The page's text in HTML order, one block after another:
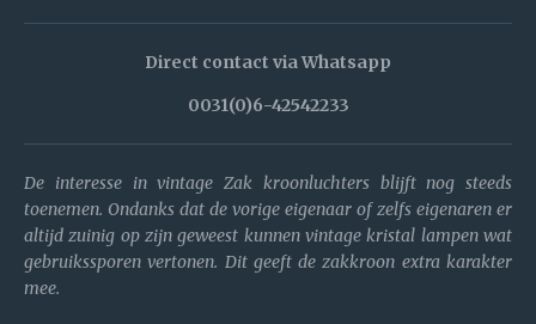
Direct contact via Whatsapp
0031(0)6-42542233
De interesse in vintage Zak kroonluchters blijft nog steeds
toenemen. Ondanks dat de vorige eigenaar of zelfs eigenaren er
altijd zuinig op zijn geweest kunnen vintage kristal lampen wat
gebruikssporen vertonen. Dit geeft de zakkroon extra karakter
mee.